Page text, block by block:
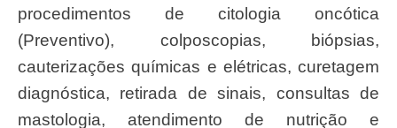
procedimentos de citologia oncótica
(Preventivo), colposcopias, biópsias,
cauterizações químicas e elétricas, curetagem
diagnóstica, retirada de sinais, consultas de
mastologia, atendimento de nutrição e